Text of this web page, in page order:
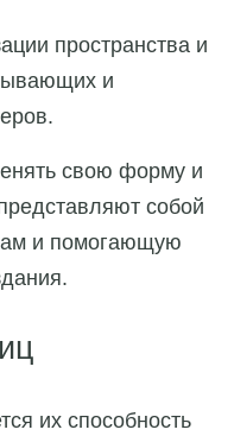
пространства и
и
свою форму и
собой
и помогающую
их способность